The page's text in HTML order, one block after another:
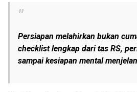
Persiapan melahirkan bukan
checklistlengkap dari tas RS,
sampai kesiapan mental